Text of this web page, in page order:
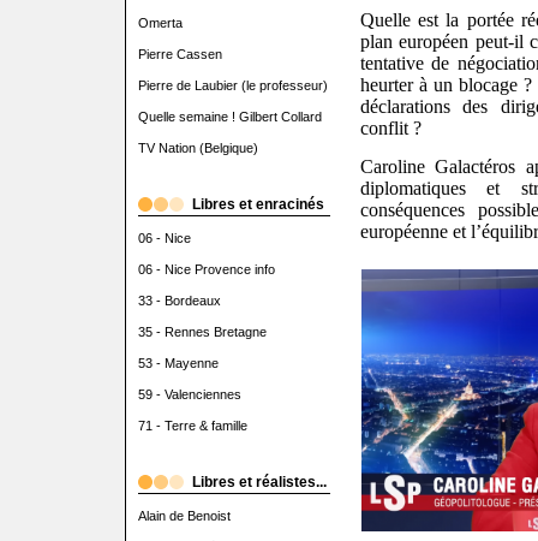
Omerta
Pierre Cassen
Pierre de Laubier (le professeur)
Quelle semaine ! Gilbert Collard
TV Nation (Belgique)
Libres et enracinés
06 - Nice
06 - Nice Provence info
33 - Bordeaux
35 - Rennes Bretagne
53 - Mayenne
59 - Valenciennes
71 - Terre & famille
Libres et réalistes...
Alain de Benoist
Quelle est la portée
plan européen peut-il
tentative de
heurter à un blocage
déclarations des
conflit ?
Caroline Galactéros
diplomatiques et
conséquences
européenne et